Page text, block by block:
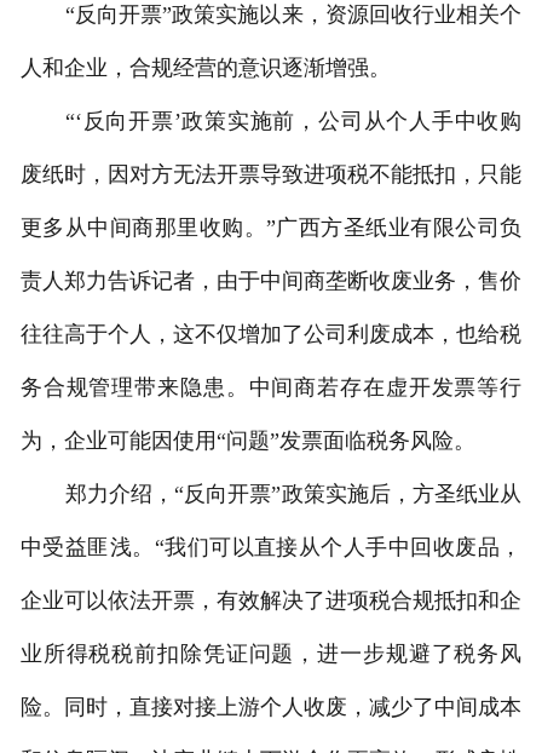
“反向开票”政策实施以来，资源回收行业相关个
人和企业，合规经营的意识逐渐增强。
“‘反向开票’政策实施前，公司从个人手中收购
废纸时，因对方无法开票导致进项税不能抵扣，只能
更多从中间商那里收购。”广西方圣纸业有限公司负
责人郑力告诉记者，由于中间商垄断收废业务，售价
往往高于个人，这不仅增加了公司利废成本，也给税
务合规管理带来隐患。中间商若存在虚开发票等行
为，企业可能因使用“问题”发票面临税务风险。
郑力介绍，“反向开票”政策实施后，方圣纸业从
中受益匪浅。“我们可以直接从个人手中回收废品，
企业可以依法开票，有效解决了进项税合规抵扣和企
业所得税税前扣除凭证问题，进一步规避了税务风
险。同时，直接对接上游个人收废，减少了中间成本